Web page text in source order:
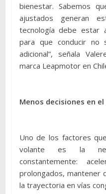
bienestar. Sabemos
ajustados generan
tecnología debe estar
para que conducir no
adicional”, señala
marca Leapmotor en
Menos decisiones en
Uno de los factores
volante es la
constantemente:
prolongados, mantener
la trayectoria en vías